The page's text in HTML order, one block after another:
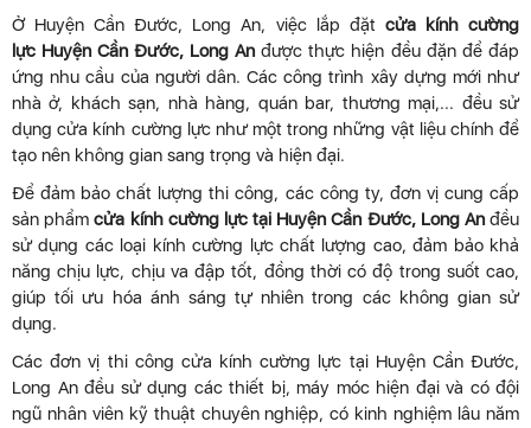
Ở Huyện Cần Đước, Long An, việc lắp đặt cửa kính cường
lực Huyện Cần Đước, Long Anđược thực hiện đều đặn để đáp
ứng nhu cầu của người dân. Các công trình xây dựng mới như
nhà ở, khách sạn, nhà hàng, quán bar, thương mại,... đều sử
dụng cửa kính cường lực như một trong những vật liệu chính để
tạo nên không gian sang trọng và hiện đại.
Để đảm bảo chất lượng thi công, các công ty, đơn vị cung cấp
sản phẩmcửa kính cường lực tại Huyện Cần Đước, Long Anđều
sử dụng các loại kính cường lực chất lượng cao, đảm bảo khả
năng chịu lực, chịu va đập tốt, đồng thời có độ trong suốt cao,
giúp tối ưu hóa ánh sáng tự nhiên trong các không gian sử
dụng.
Các đơn vị thi công cửa kính cường lực tại Huyện Cần Đước,
Long An đều sử dụng các thiết bị, máy móc hiện đại và có đội
ngũ nhân viên kỹ thuật chuyên nghiệp, có kinh nghiệm lâu năm